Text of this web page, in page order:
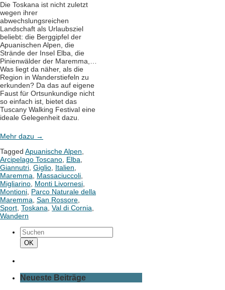
Tuscany
Die Toskana ist nicht zuletzt
wegen ihrer
abwechslungsreichen
Landschaft als Urlaubsziel
beliebt: die Berggipfel der
Apuanischen Alpen, die
Strände der Insel Elba, die
Pinienwälder der Maremma,…
Was liegt da näher, als die
Region in Wanderstiefeln zu
erkunden? Da das auf eigene
Faust für Ortsunkundige nicht
so einfach ist, bietet das
Tuscany Walking Festival eine
ideale Gelegenheit dazu.
Mehr dazu →
Tagged Apuanische Alpen,
Arcipelago Toscano, Elba,
Giannutri, Giglio, Italien,
Maremma, Massaciuccoli,
Migliarino, Monti Livornesi,
Montioni, Parco Naturale della
Maremma, San Rossore,
Sport, Toskana, Val di Cornia,
Wandern
Suchen
nach:
Suchen
OK
Neueste Beiträge